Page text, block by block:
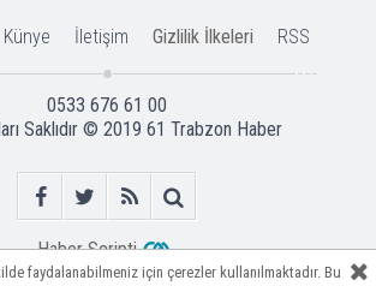
Künye İletişim Gizlilik İlkeleri RSS
0533 676 61 00
Saklıdır © 2019 61 Trabzon Haber
Haber Scripti
faydalanabilmeniz için çerezler kullanılmaktadır. Bu
faydalanabilmeniz için çerezler kullanılmaktadır. Bu
faydalanabilmeniz için çerezler kullanılmaktadır. Bu